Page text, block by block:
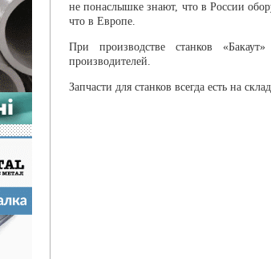
не понаслышке знают, что в России
что в Европе.
При производстве станков
производителей.
Запчасти для станков всегда есть на